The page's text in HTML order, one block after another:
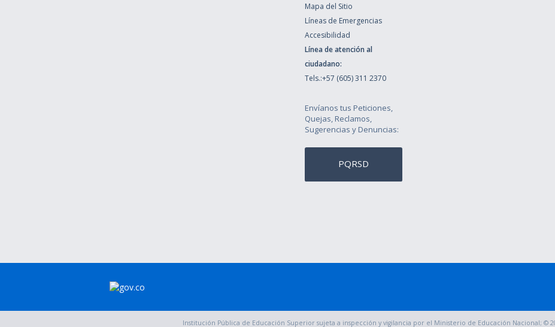
Mapa del Sitio
Líneas de Emergencias
Accesibilidad
Línea de atención al
ciudadano:
Tels.:+57 (605) 311 2370
Envíanos tus Peticiones,
Quejas, Reclamos,
Sugerencias y Denuncias:
PQRSD
Institución Pública de Educación Superior sujeta a inspección y vigilancia por el Ministerio de Educación Nacional; ©